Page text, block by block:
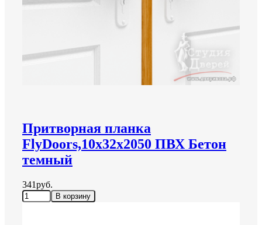
Притворная планка
FlyDoors,10х32х2050 ПВХ Бетон
темный
341руб.